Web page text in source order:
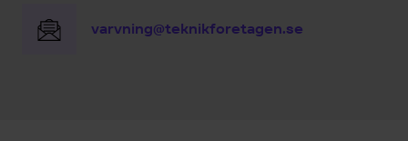
varvning@teknikforetagen.se